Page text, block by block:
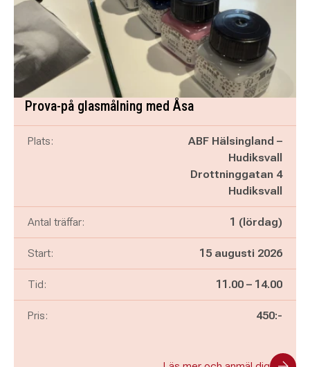
Prova-på glasmålning med Åsa
Plats:
ABF Hälsingland –
Hudiksvall
Drottninggatan 4
Hudiksvall
Antal träffar: 1 (lördag)
Start: 15 augusti 2026
Tid: Pågår mellan
11.00 – och
14.00
Pris: 450:-